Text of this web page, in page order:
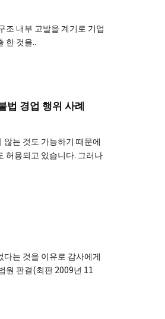
조 내부 고발을 계기로 기업
한 것을..
법 경업 행위 사례
는 것도 가능하기 때문에
허용되고 있습니다. 그러나
는 것을 이유로 감사에게
원 판결(최판 2009년 11